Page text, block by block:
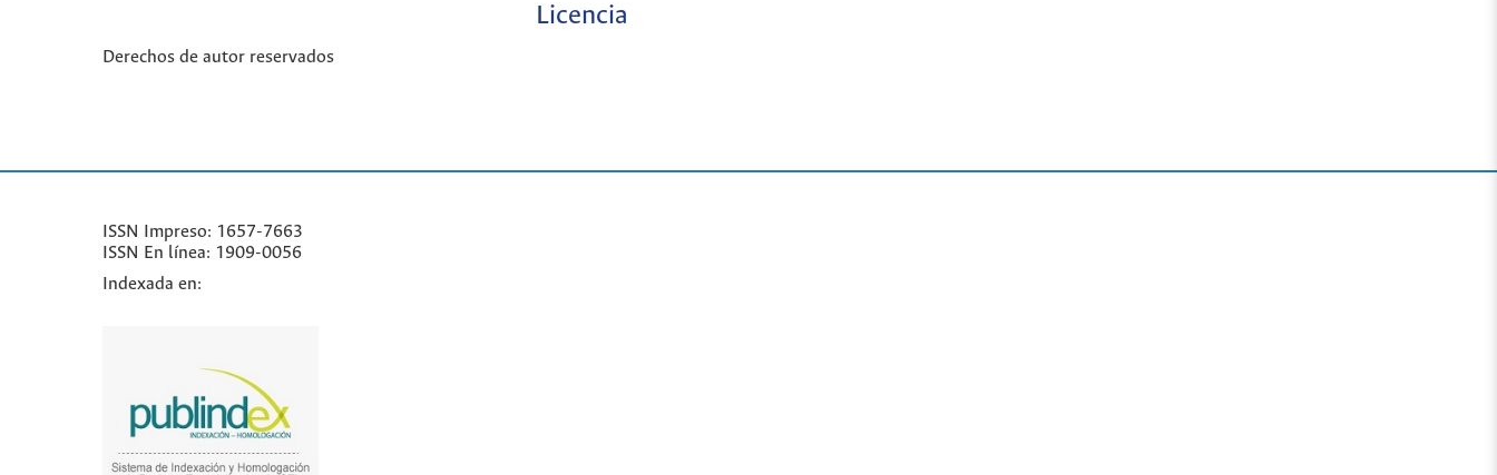
Licencia
Derechos de autor reservados
ISSN Impreso: 1657-7663
ISSN En línea: 1909-0056
Indexada en: